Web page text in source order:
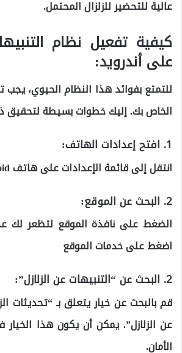
عالية للتحضير للزلزال المحتمل.
كيفية تفعيل نظام
على أندرويد:
للتمتع بفوائد هذا النظام الحيوي،
الخاص بك. إليك خطوات بسيطة لتحقيق
1. افتح إعدادات الهاتف:
انتقل إلى قائمة الإعدادات على هاتف Android الخاص بك.
2. البحث عن الموقع:
الضغط على نافذة الموقع لتظعر لك
اضغط على خدمات الموقع
2. البحث عن “التنبيهات عن الزلازل”:
قم بالبحث عن خيار يتعلق بـ “تحديثات
عن الزلازل”. يمكن أن يكون هذا
الأمان.